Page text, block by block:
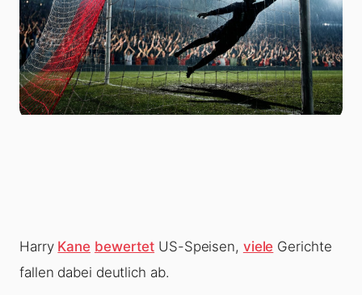
Harry Kane bewertet US-Speisen, viele Gerichte
fallen dabei deutlich ab.